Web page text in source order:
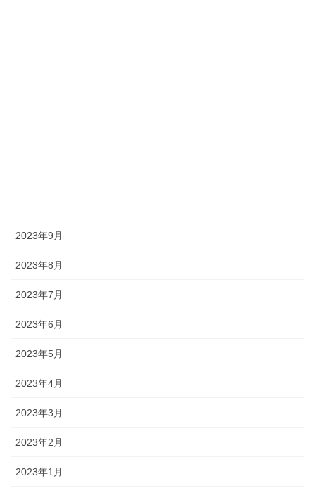
2023年9月
2023年8月
2023年7月
2023年6月
2023年5月
2023年4月
2023年3月
2023年2月
2023年1月